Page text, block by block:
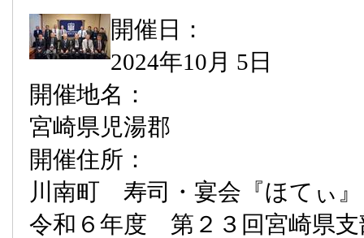
開催日：
2024年10月 5日
開催地名：
宮崎県児湯郡
開催住所：
川南町 寿司・宴会『ほてぃ』
令和６年度 第２３回宮崎県支